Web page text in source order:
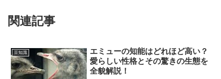
関連記事
豆知識
エミューの知能はどれほど高い？
愛らしい性格とその驚きの生態を
全貌解説！